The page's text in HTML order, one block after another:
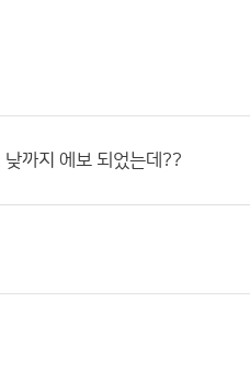
까지 에보 되었는데??